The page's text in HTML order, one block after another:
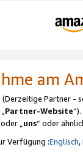
am
(Derzeitige Partner -
Partner-Website
„uns“ oder
Verfügung :Englisch,